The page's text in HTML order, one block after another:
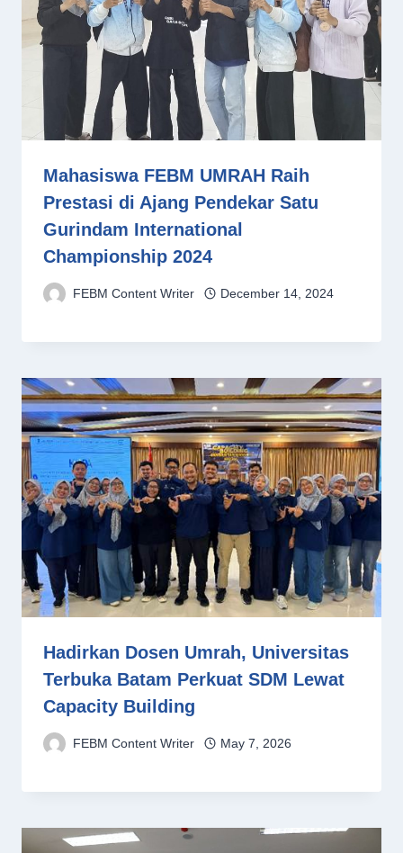
Mahasiswa FEBM UMRAH Raih
Prestasi di Ajang Pendekar Satu
Gurindam International
Championship 2024
FEBM Content Writer December 14, 2024
Hadirkan Dosen Umrah, Universitas
Terbuka Batam Perkuat SDM Lewat
Capacity Building
FEBM Content Writer May 7, 2026